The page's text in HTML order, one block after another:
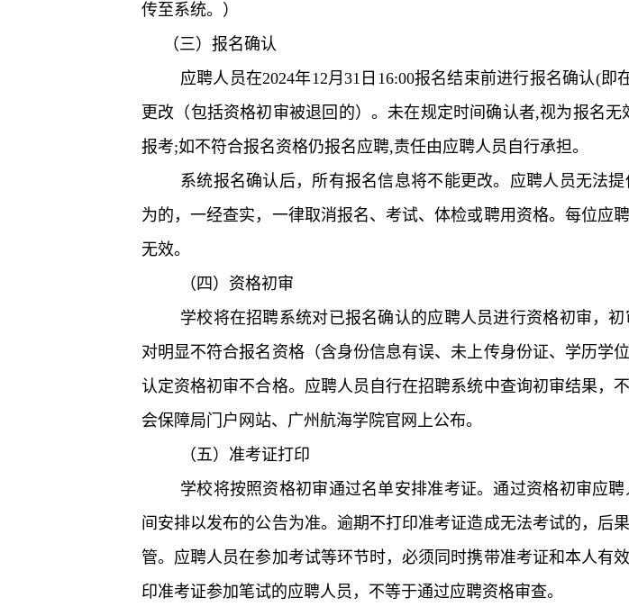
传至系统。）
（三）报名确认
应聘人员在2024年12月31日16:00报名结束前进行报名确认(
更改（包括资格初审被退回的）。未在规定时间确认者,视为报名
报考;如不符合报名资格仍报名应聘,责任由应聘人员自行承担。
系统报名确认后，所有报名信息将不能更改。应聘人员无法
为的，一经查实，一律取消报名、考试、体检或聘用资格。每位应
无效。
（四）资格初审
学校将在招聘系统对已报名确认的应聘人员进行资格初审，
对明显不符合报名资格（含身份信息有误、未上传身份证、学历学
认定资格初审不合格。应聘人员自行在招聘系统中查询初审结果，
会保障局门户网站、广州航海学院官网上公布。
（五）准考证打印
学校将按照资格初审通过名单安排准考证。通过资格初审应
间安排以发布的公告为准。逾期不打印准考证造成无法考试的，后
管。应聘人员在参加考试等环节时，必须同时携带准考证和本人有
印准考证参加笔试的应聘人员，不等于通过应聘资格审查。